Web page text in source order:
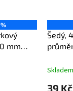
mm
Šedý,
Skladem
39 Kč